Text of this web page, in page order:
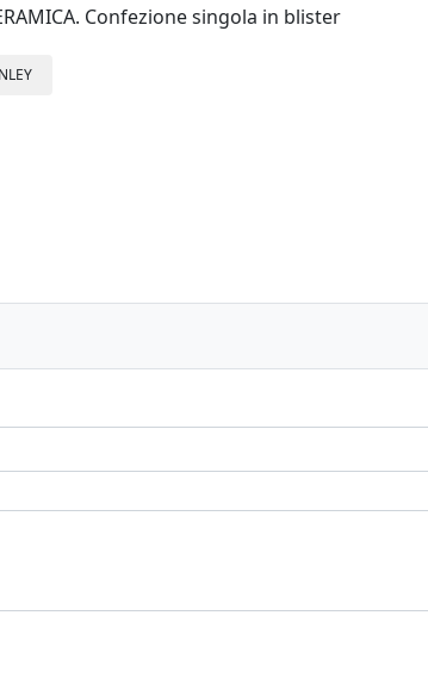
Confezione singola in blister